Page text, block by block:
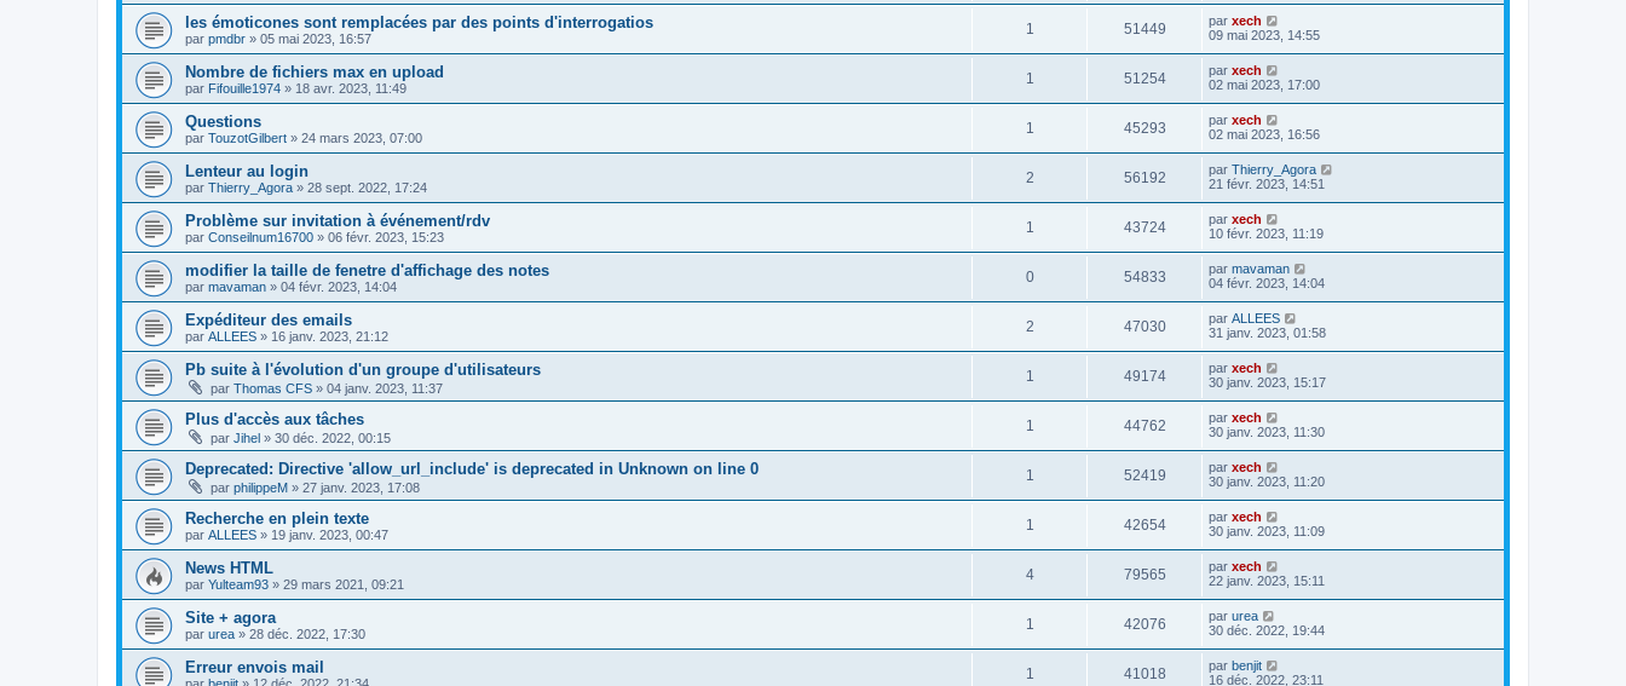
les émoticones sont remplacées par des points d'interrogatios
par pmdbr » 05 mai 2023, 16:57
1 51449 par xech
09 mai 2023, 14:55
Nombre de fichiers max en upload
par Fifouille1974 » 18 avr. 2023, 11:49
1 51254 par xech
02 mai 2023, 17:00
Questions
par TouzotGilbert » 24 mars 2023, 07:00
1 45293 par xech
02 mai 2023, 16:56
Lenteur au login
par Thierry_Agora » 28 sept. 2022, 17:24
2 56192 par Thierry_Agora
21 févr. 2023, 14:51
Problème sur invitation à événement/rdv
par Conseilnum16700 » 06 févr. 2023, 15:23
1 43724 par xech
10 févr. 2023, 11:19
modifier la taille de fenetre d'affichage des notes
par mavaman » 04 févr. 2023, 14:04
0 54833 par mavaman
04 févr. 2023, 14:04
Expéditeur des emails
par ALLEES » 16 janv. 2023, 21:12
2 47030 par ALLEES
31 janv. 2023, 01:58
Pb suite à l'évolution d'un groupe d'utilisateurs
par Thomas CFS » 04 janv. 2023, 11:37
1 49174 par xech
30 janv. 2023, 15:17
Plus d'accès aux tâches
par Jihel » 30 déc. 2022, 00:15
1 44762 par xech
30 janv. 2023, 11:30
Deprecated: Directive 'allow_url_include' is deprecated in Unknown on line 0
par philippeM » 27 janv. 2023, 17:08
1 52419 par xech
30 janv. 2023, 11:20
Recherche en plein texte
par ALLEES » 19 janv. 2023, 00:47
1 42654 par xech
30 janv. 2023, 11:09
News HTML
par Yulteam93 » 29 mars 2021, 09:21
4 79565 par xech
22 janv. 2023, 15:11
Site + agora
par urea » 28 déc. 2022, 17:30
1 42076 par urea
30 déc. 2022, 19:44
Erreur envois mail 1 41018 par benjit
16 déc. 2022, 23:11